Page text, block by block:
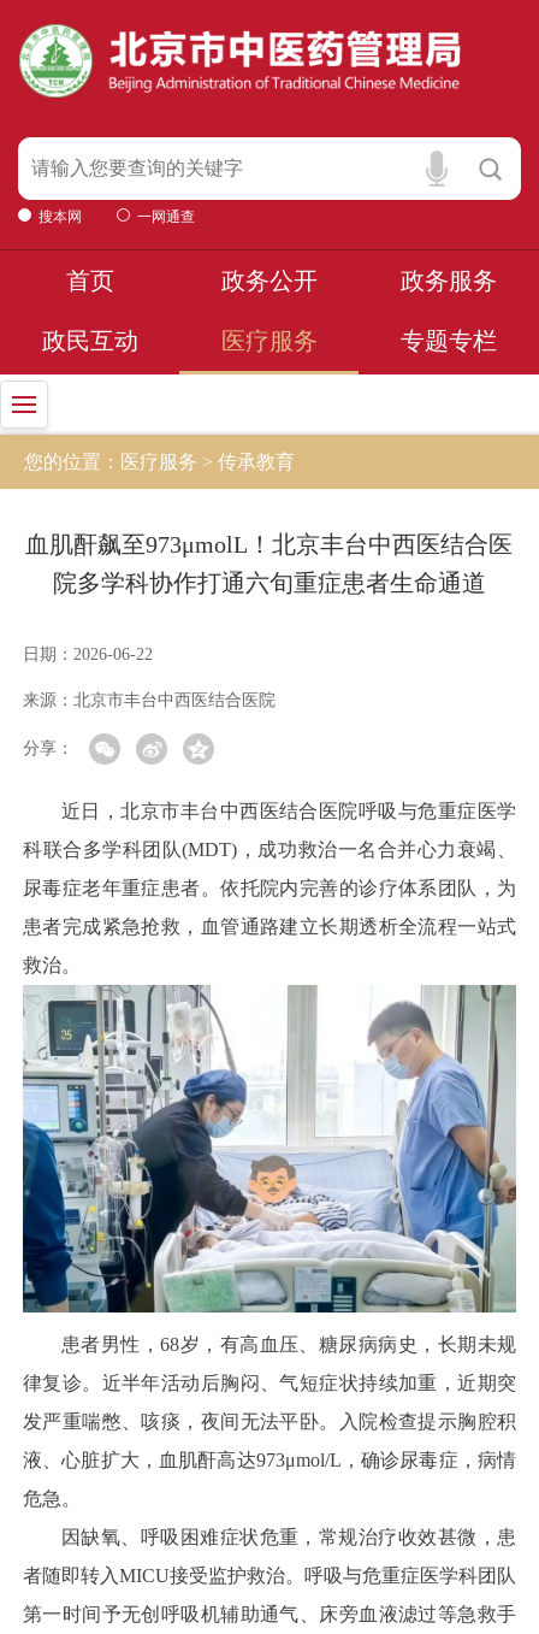
搜本网 一网通查
首页 政务公开 政务服务
政民互动 医疗服务 专题专栏
您的位置：医疗服务 > 传承教育
血肌酐飙至973μmolL！北京丰台中西医结合医
院多学科协作打通六旬重症患者生命通道
日期： 2026-06-22
来源： 北京市丰台中西医结合医院
分享：
近日，北京市丰台中西医结合医院呼吸与危重症医学
科联合多学科团队(MDT)，成功救治一名合并心力衰竭、
尿毒症老年重症患者。依托院内完善的诊疗体系团队，为
患者完成紧急抢救，血管通路建立长期透析全流程一站式
救治。
患者男性，68岁，有高血压、糖尿病病史，长期未规
律复诊。近半年活动后胸闷、气短症状持续加重，近期突
发严重喘憋、咳痰，夜间无法平卧。入院检查提示胸腔积
液、心脏扩大，血肌酐高达973μmol/L，确诊尿毒症，病情
危急。
因缺氧、呼吸困难症状危重，常规治疗收效甚微，患
者随即转入MICU接受监护救治。呼吸与危重症医学科团队
第一时间予无创呼吸机辅助通气、床旁血液滤过等急救手